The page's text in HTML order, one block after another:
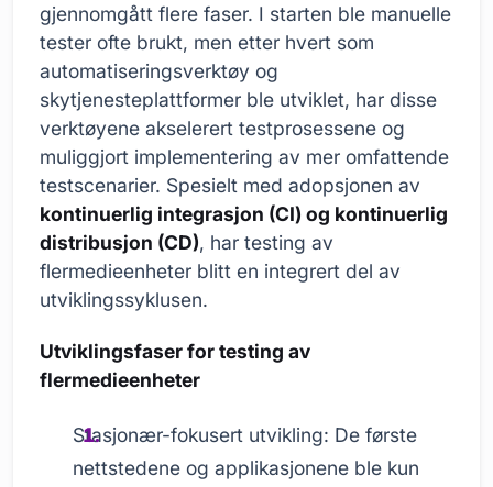
gjennomgått flere faser. I starten ble manuelle
tester ofte brukt, men etter hvert som
automatiseringsverktøy og
skytjenesteplattformer ble utviklet, har disse
verktøyene akselerert testprosessene og
muliggjort implementering av mer omfattende
testscenarier. Spesielt med adopsjonen av
kontinuerlig integrasjon (CI) og kontinuerlig
distribusjon (CD), har testing av
flermedieenheter blitt en integrert del av
utviklingssyklusen.
Utviklingsfaser for testing av
flermedieenheter
Stasjonær-fokusert utvikling: De første
nettstedene og applikasjonene ble kun